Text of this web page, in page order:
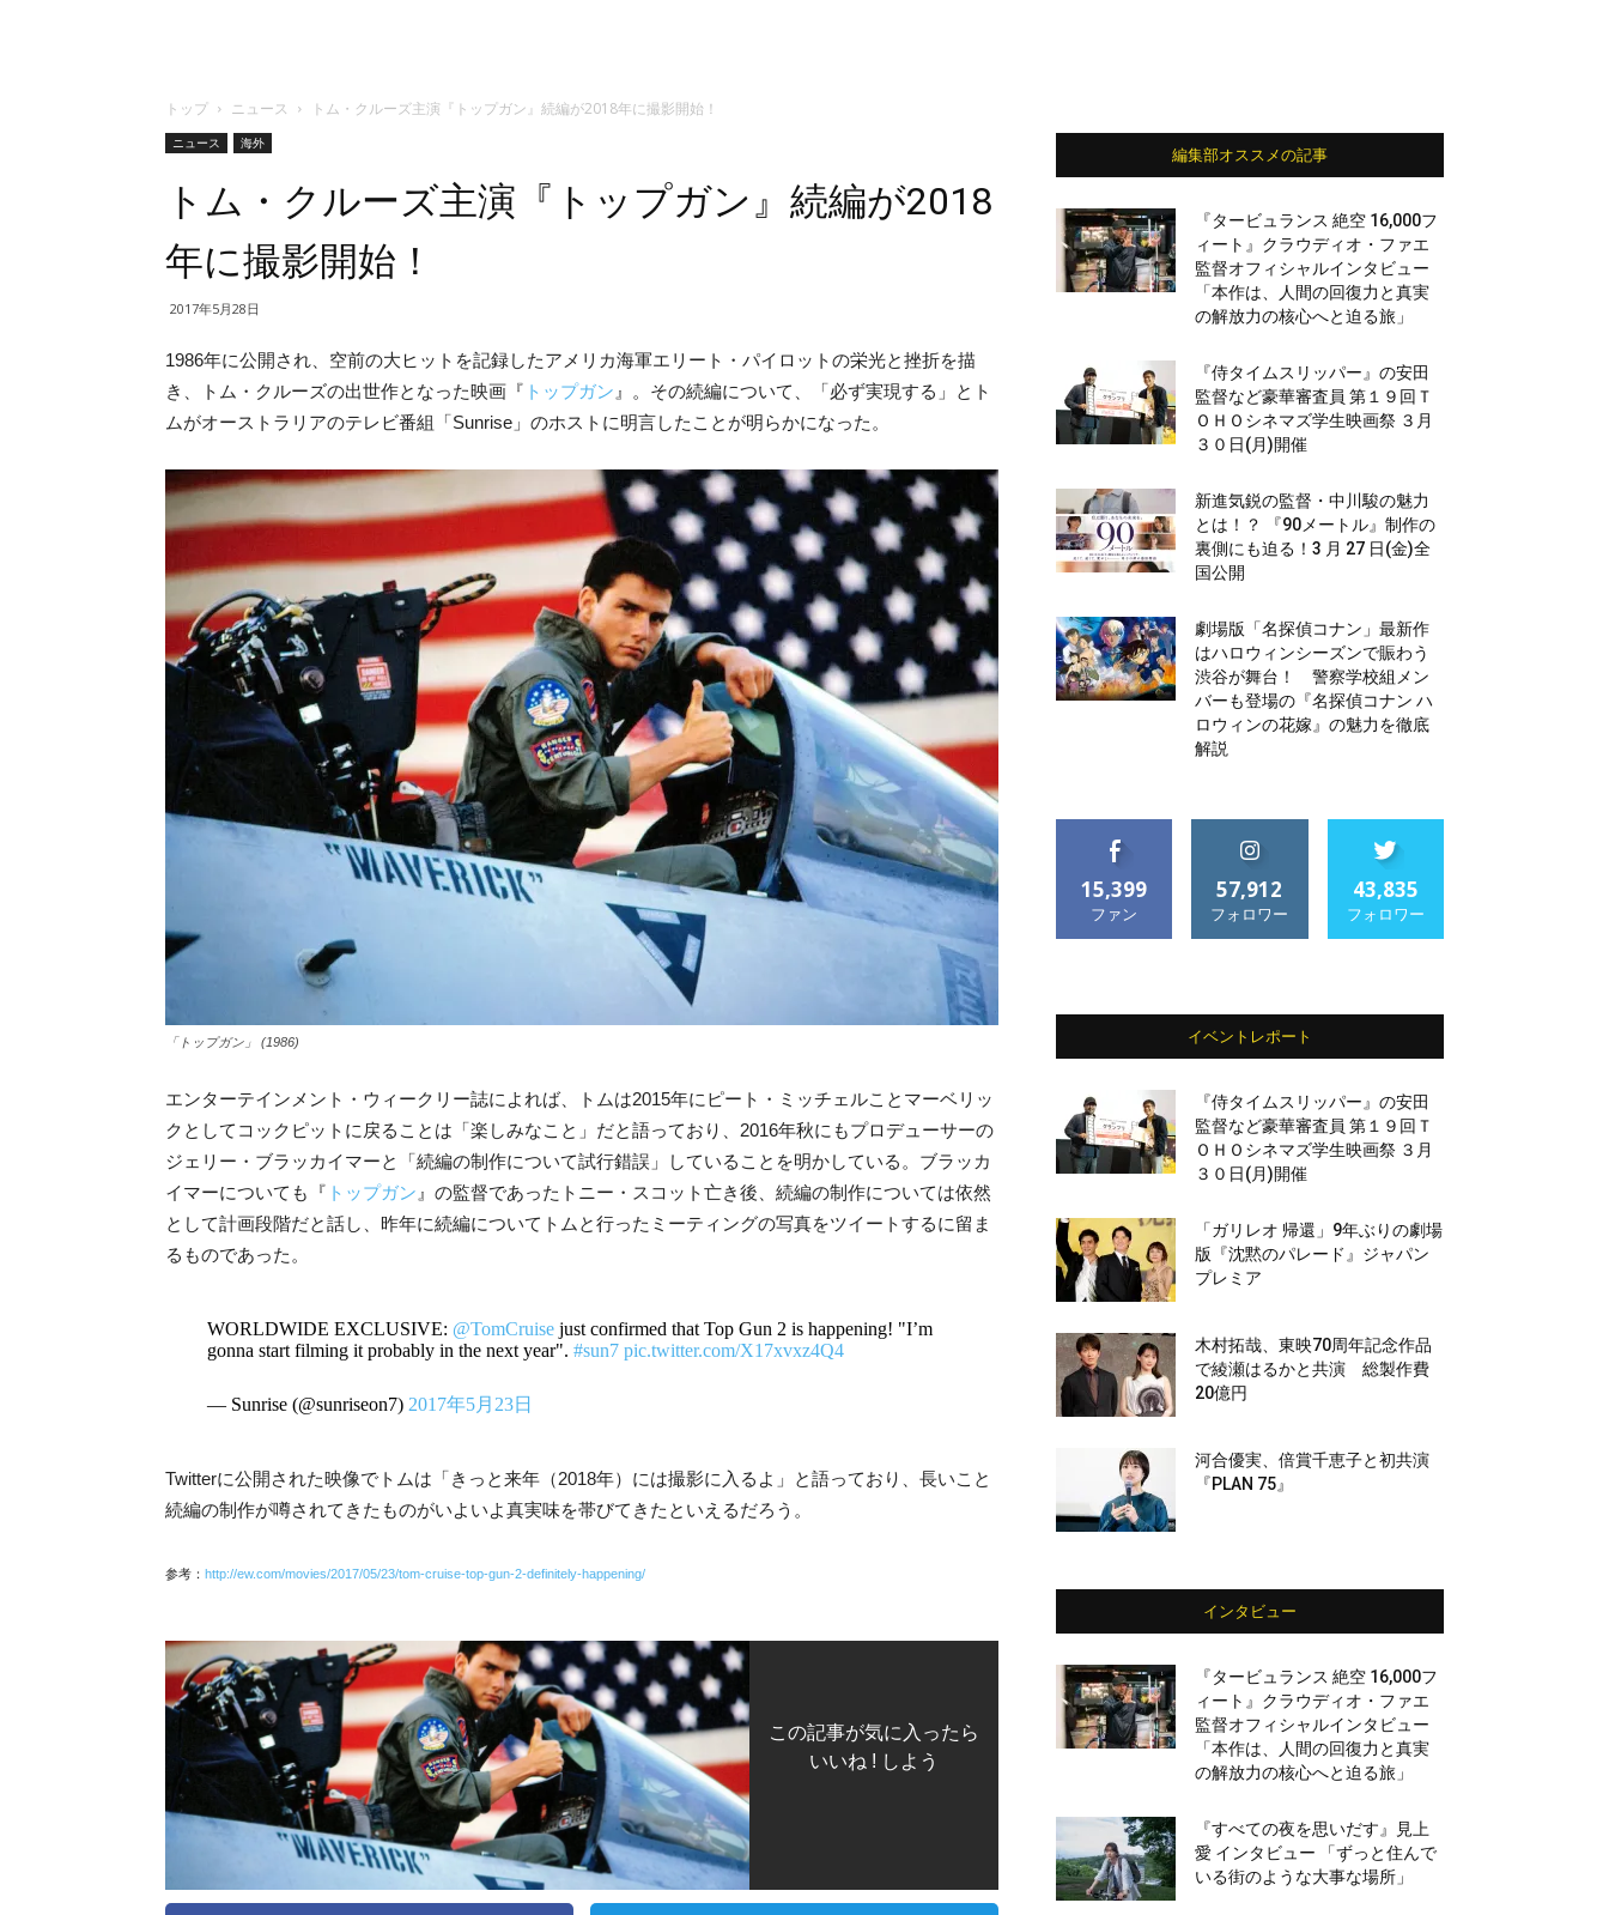
トップ ニュース トム・クルーズ主演『トップガン』続編が2018年に撮影開始！
ニュース 海外
トム・クルーズ主演『トップガン』続編が2018
年に撮影開始！
2017年5月28日
1986年に公開され、空前の大ヒットを記録したアメリカ海軍エリート・パイロットの栄光と挫折を描
き、トム・クルーズの出世作となった映画『 トップガン 』。その続編について、「必ず実現する」とト
ムがオーストラリアのテレビ番組「Sunrise」のホストに明言したことが明らかになった。
「トップガン」 (1986)
エンターテインメント・ウィークリー誌によれば、トムは2015年にピート・ミッチェルことマーベリッ
クとしてコックピットに戻ることは「楽しみなこと」だと語っており、2016年秋にもプロデューサーの
ジェリー・ブラッカイマーと「続編の制作について試行錯誤」していることを明かしている。ブラッカ
イマーについても『 トップガン 』の監督であったトニー・スコット亡き後、続編の制作については依然
として計画段階だと話し、昨年に続編についてトムと行ったミーティングの写真をツイートするに留ま
るものであった。
WORLDWIDE EXCLUSIVE: @TomCruisejust confirmed that Top Gun 2 is happening! "I’m
gonna start filming it probably in the next year". #sun7 pic.twitter.com/X17xvxz4Q4
— Sunrise (@sunriseon7) 2017年5月23日
Twitterに公開された映像でトムは「きっと来年（2018年）には撮影に入るよ」と語っており、長いこと
続編の制作が噂されてきたものがいよいよ真実味を帯びてきたといえるだろう。
参考： http://ew.com/movies/2017/05/23/tom-cruise-top-gun-2-definitely-happening/
この記事が気に入ったら
いいね ! しよう
編集部オススメの記事
『タービュランス 絶空 16,000フ
ィート』クラウディオ・ファエ
監督オフィシャルインタビュー
「本作は、人間の回復力と真実
の解放力の核心へと迫る旅」
『侍タイムスリッパー』の安田
監督など豪華審査員 第１９回Ｔ
ＯＨＯシネマズ学生映画祭 ３月
３０日(月)開催
新進気鋭の監督・中川駿の魅力
とは！？ 『90メートル』制作の
裏側にも迫る！3 月 27 日(金)全
国公開
劇場版「名探偵コナン」最新作
はハロウィンシーズンで賑わう
渋谷が舞台！ 警察学校組メン
バーも登場の『名探偵コナン ハ
ロウィンの花嫁』の魅力を徹底
解説
15,399
ファン
57,912
フォロワー
43,835
フォロワー
イベントレポート
『侍タイムスリッパー』の安田
監督など豪華審査員 第１９回Ｔ
ＯＨＯシネマズ学生映画祭 ３月
３０日(月)開催
「ガリレオ 帰還」9年ぶりの劇場
版『沈黙のパレード』ジャパン
プレミア
木村拓哉、東映70周年記念作品
で綾瀬はるかと共演 総製作費
20億円
河合優実、倍賞千恵子と初共演
『PLAN 75』
インタビュー
『タービュランス 絶空 16,000フ
ィート』クラウディオ・ファエ
監督オフィシャルインタビュー
「本作は、人間の回復力と真実
の解放力の核心へと迫る旅」
『すべての夜を思いだす』見上
愛 インタビュー 「ずっと住んで
いる街のような大事な場所」